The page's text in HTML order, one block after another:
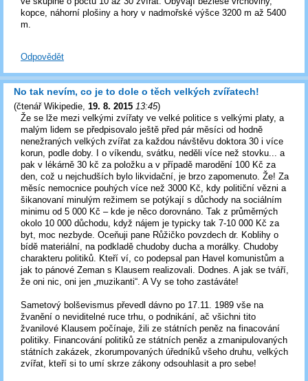
kopce, náhorní plošiny a hory v nadmořské výšce 3200 m až 5400
m.
Odpovědět
No tak nevím, co je to dole o těch velkých zvířatech!
(čtenář Wikipedie, 19. 8. 2015 13:45)
Že se lže mezi velkými zvířaty ve velké politice s velkými platy, a
malým lidem se předpisovalo ještě před pár měsíci od hodně
nenežraných velkých zvířat za každou návštěvu doktora 30 i více
korun, podle doby. I o víkendu, svátku, neděli více než stovku... a
pak v lékárně 30 kč za položku a v případě marodění 100 Kč za
den, což u nejchudších bylo likvidační, je brzo zapomenuto. Že! Za
měsíc nemocnice pouhých více než 3000 Kč, kdy političní vězni a
šikanovaní minulým režimem se potýkají s důchody na sociálním
minimu od 5 000 Kč – kde je něco dorovnáno. Tak z průměrných
okolo 10 000 důchodu, když nájem je typicky tak 7-10 000 Kč za
byt, moc nezbyde. Oceňuji pane Růžičko povzdech dr. Koblihy o
bídě materiální, na podkladě chudoby ducha a morálky. Chudoby
charakteru politiků. Kteří ví, co podepsal pan Havel komunistům a
jak to pánové Zeman s Klausem realizovali. Dodnes. A jak se tváří,
že oni nic, oni jen „muzikanti“. A Vy se toho zastáváte!
Sametový bolševismus převedl dávno po 17.11. 1989 vše na
žvanění o neviditelné ruce trhu, o podnikání, ač všichni tito
žvanilové Klausem počínaje, žili ze státních peněz na finacování
politiky. Financování politiků ze státních peněz a zmanipulovaných
státních zakázek, zkorumpovaných úředníků všeho druhu, velkých
zvířat, kteří si to umí skrze zákony odsouhlasit a pro sebe!